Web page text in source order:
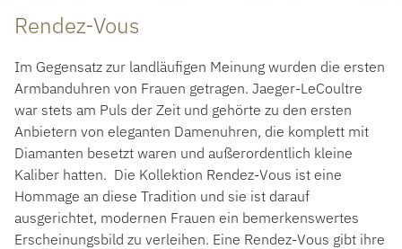
Rendez-Vous
Im Gegensatz zur landläufigen Meinung wurden die ersten
Armbanduhren von Frauen getragen. Jaeger-LeCoultre
war stets am Puls der Zeit und gehörte zu den ersten
Anbietern von eleganten Damenuhren, die komplett mit
Diamanten besetzt waren und außerordentlich kleine
Kaliber hatten. Die Kollektion Rendez-Vous ist eine
Hommage an diese Tradition und sie ist darauf
ausgerichtet, modernen Frauen ein bemerkenswertes
Erscheinungsbild zu verleihen. Eine Rendez-Vous gibt ihre